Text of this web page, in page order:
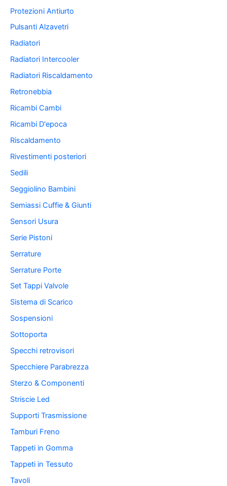
Protezioni Antiurto
Pulsanti Alzavetri
Radiatori
Radiatori Intercooler
Radiatori Riscaldamento
Retronebbia
Ricambi Cambi
Ricambi D'epoca
Riscaldamento
Rivestimenti posteriori
Sedili
Seggiolino Bambini
Semiassi Cuffie & Giunti
Sensori Usura
Serie Pistoni
Serrature
Serrature Porte
Set Tappi Valvole
Sistema di Scarico
Sospensioni
Sottoporta
Specchi retrovisori
Specchiere Parabrezza
Sterzo & Componenti
Striscie Led
Supporti Trasmissione
Tamburi Freno
Tappeti in Gomma
Tappeti in Tessuto
Tavoli